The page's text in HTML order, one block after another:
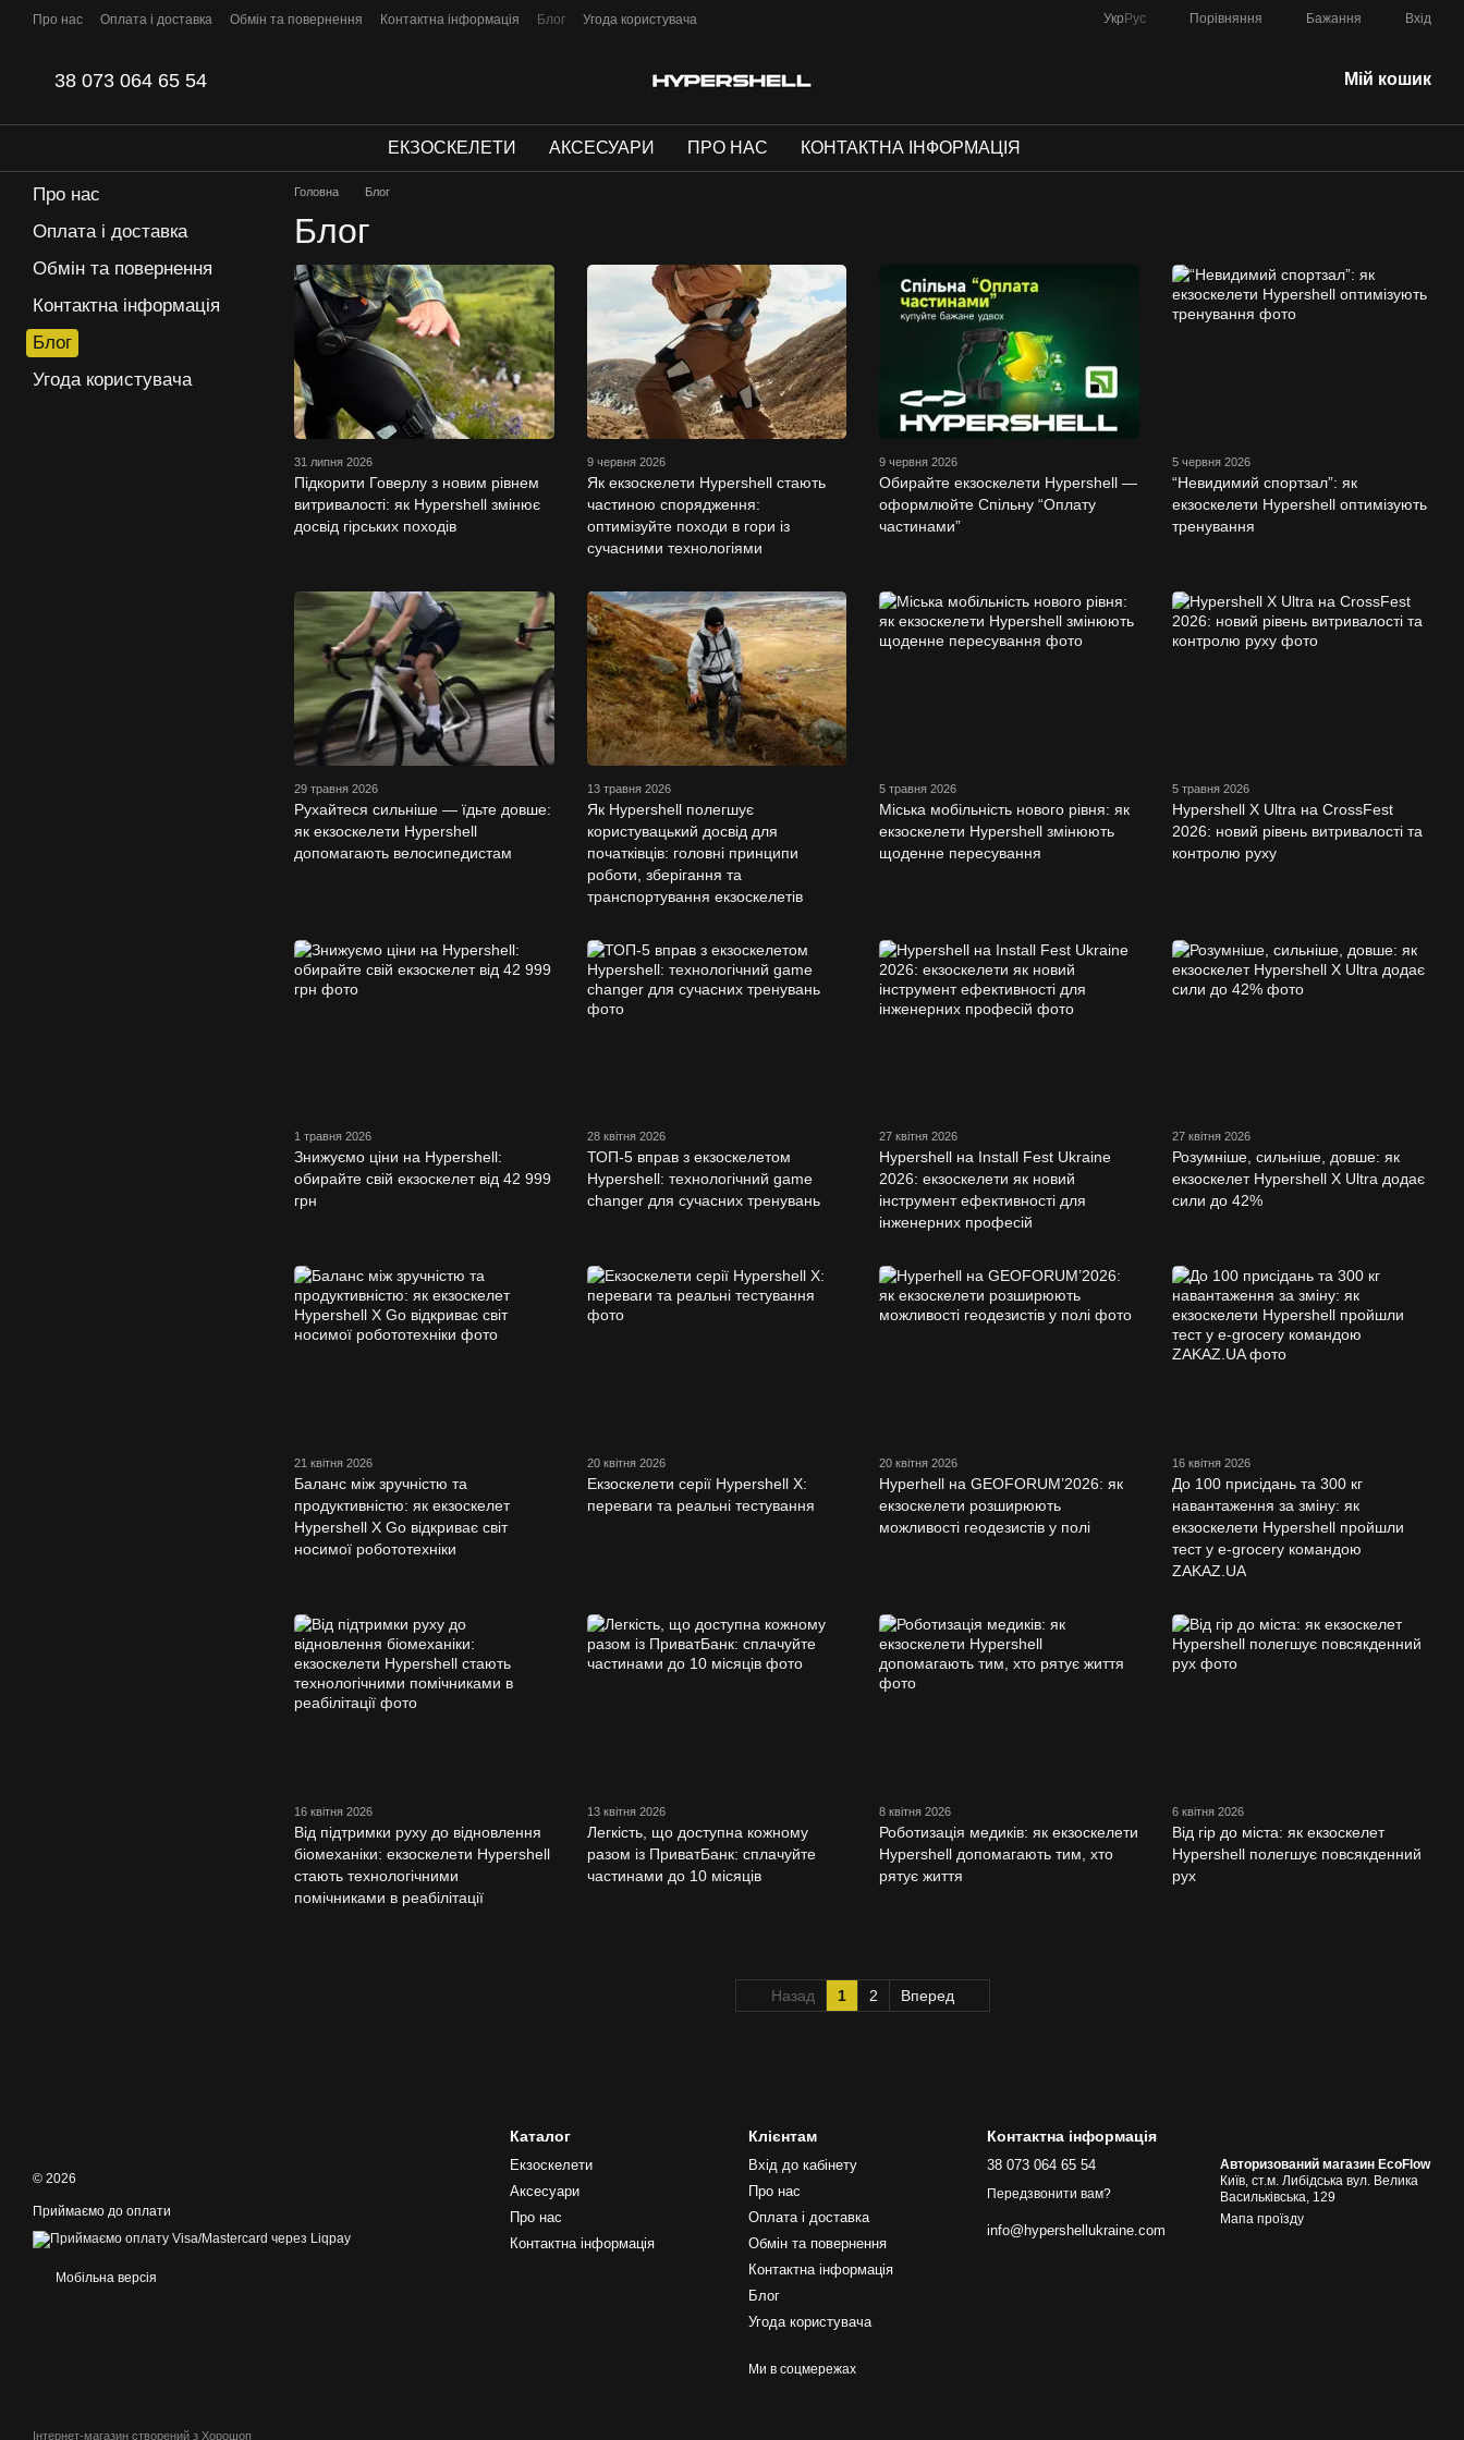
Перейти до основного контенту
Про нас Оплата і доставка Обмін та повернення Контактна інформація Блог Угода користувача Укр Рус Порівняння Бажання Вхід
38 073 064 65 54 Мій кошик
ЕКЗОСКЕЛЕТИ АКСЕСУАРИ ПРО НАС КОНТАКТНА ІНФОРМАЦІЯ
Головна Блог
Блог
31 липня 2026
Підкорити Говерлу з новим рівнем
витривалості: як Hypershell змінює
досвід гірських походів
9 червня 2026
Як екзоскелети Hypershell стають
частиною спорядження:
оптимізуйте походи в гори із
сучасними технологіями
9 червня 2026
Обирайте екзоскелети Hypershell —
оформлюйте Спільну “Оплату
частинами”
5 червня 2026
“Невидимий спортзал”: як
екзоскелети Hypershell оптимізують
тренування
29 травня 2026
Рухайтеся сильніше — їдьте довше:
як екзоскелети Hypershell
допомагають велосипедистам
13 травня 2026
Як Hypershell полегшує
користувацький досвід для
початківців: головні принципи
роботи, зберігання та
транспортування екзоскелетів
5 травня 2026
Міська мобільність нового рівня: як
екзоскелети Hypershell змінюють
щоденне пересування
5 травня 2026
Hypershell X Ultra на CrossFest
2026: новий рівень витривалості та
контролю руху
1 травня 2026
Знижуємо ціни на Hypershell:
обирайте свій екзоскелет від 42 999
грн
28 квітня 2026
ТОП-5 вправ з екзоскелетом
Hypershell: технологічний game
changer для сучасних тренувань
27 квітня 2026
Hypershell на Install Fest Ukraine
2026: екзоскелети як новий
інструмент ефективності для
інженерних професій
27 квітня 2026
Розумніше, сильніше, довше: як
екзоскелет Hypershell X Ultra додає
сили до 42%
21 квітня 2026
Баланс між зручністю та
продуктивністю: як екзоскелет
Hypershell X Go відкриває світ
носимої робототехніки
20 квітня 2026
Екзоскелети серії Hypershell X:
переваги та реальні тестування
20 квітня 2026
Hyperhell на GEOFORUM’2026: як
екзоскелети розширюють
можливості геодезистів у полі
16 квітня 2026
До 100 присідань та 300 кг
навантаження за зміну: як
екзоскелети Hypershell пройшли
тест у e-grocery командою
ZAKAZ.UA
16 квітня 2026
Від підтримки руху до відновлення
біомеханіки: екзоскелети Hypershell
стають технологічними
помічниками в реабілітації
13 квітня 2026
Легкість, що доступна кожному
разом із ПриватБанк: сплачуйте
частинами до 10 місяців
8 квітня 2026
Роботизація медиків: як екзоскелети
Hypershell допомагають тим, хто
рятує життя
6 квітня 2026
Від гір до міста: як екзоскелет
Hypershell полегшує повсякденний
рух
Назад 1 2 Вперед
Про нас
Оплата і доставка
Обмін та повернення
Контактна інформація
Блог
Угода користувача
© 2026
Приймаємо до оплати
Мобільна версія
Інтернет-магазин створений з Хорошоп
Каталог
Екзоскелети
Аксесуари
Про нас
Контактна інформація
Клієнтам
Вхід до кабінету
Про нас
Оплата і доставка
Обмін та повернення
Контактна інформація
Блог
Угода користувача
Ми в соцмережах
Контактна інформація
38 073 064 65 54
Передзвонити вам?
info@hypershellukraine.com
Авторизований магазин EcoFlow
Київ, ст.м. Либідська вул. Велика
Васильківська, 129
Мапа проїзду